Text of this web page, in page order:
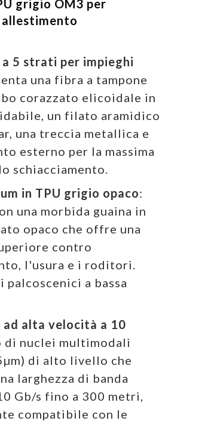
grigio OM3 per
allestimento
5 strati per impieghi
una fibra a tampone
corazzato elicoidale in
un filato aramidico
una treccia metallica e
esterno per la massima
schiacciamento.
in TPU grigio opaco:
una morbida guaina in
opaco che offre una
contro
l'usura e i roditori.
a bassa
ad alta velocità a 10
di nuclei multimodali
di alto livello che
larghezza di banda
Gb/s fino a 300 metri,
compatibile con le